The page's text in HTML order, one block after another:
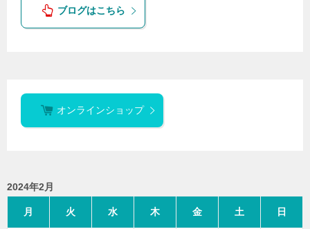
ブログはこちら
オンラインショップ
2024年2月
月 火 水 木 金 土 日